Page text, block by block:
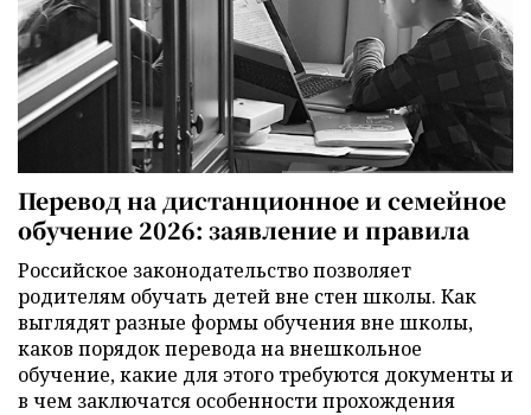
Перевод на дистанционное и семейное
обучение 2026: заявление и правила
Российское законодательство позволяет
родителям обучать детей вне стен школы. Как
выглядят разные формы обучения вне школы,
каков порядок перевода на внешкольное
обучение, какие для этого требуются документы и
в чем заключатся особенности прохождения